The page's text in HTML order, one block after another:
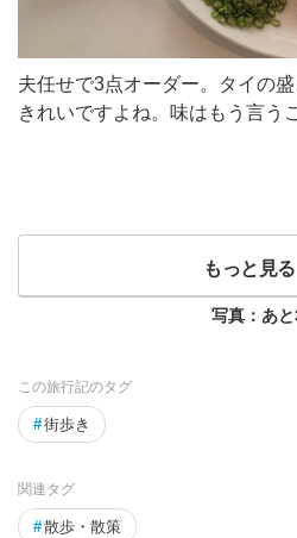
夫任せで3点オーダー。タイの
きれいですよね。味はもう言う
もっと見る
写真：あと
この旅行記のタグ
#街歩き
関連タグ
#散歩・散策